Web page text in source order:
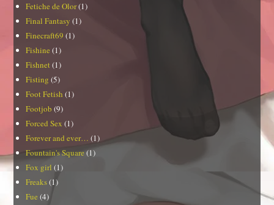
Fetiche de Olor(1)
Final Fantasy (1)
Finecraft69 (1)
Fishine (1)
Fishnet (1)
Fisting (5)
Foot Fetish (1)
Footjob (9)
Forced Sex (1)
Forever and ever… (1)
Fountain's Square(1)
Fox girl (1)
Freaks(1)
Fue (4)